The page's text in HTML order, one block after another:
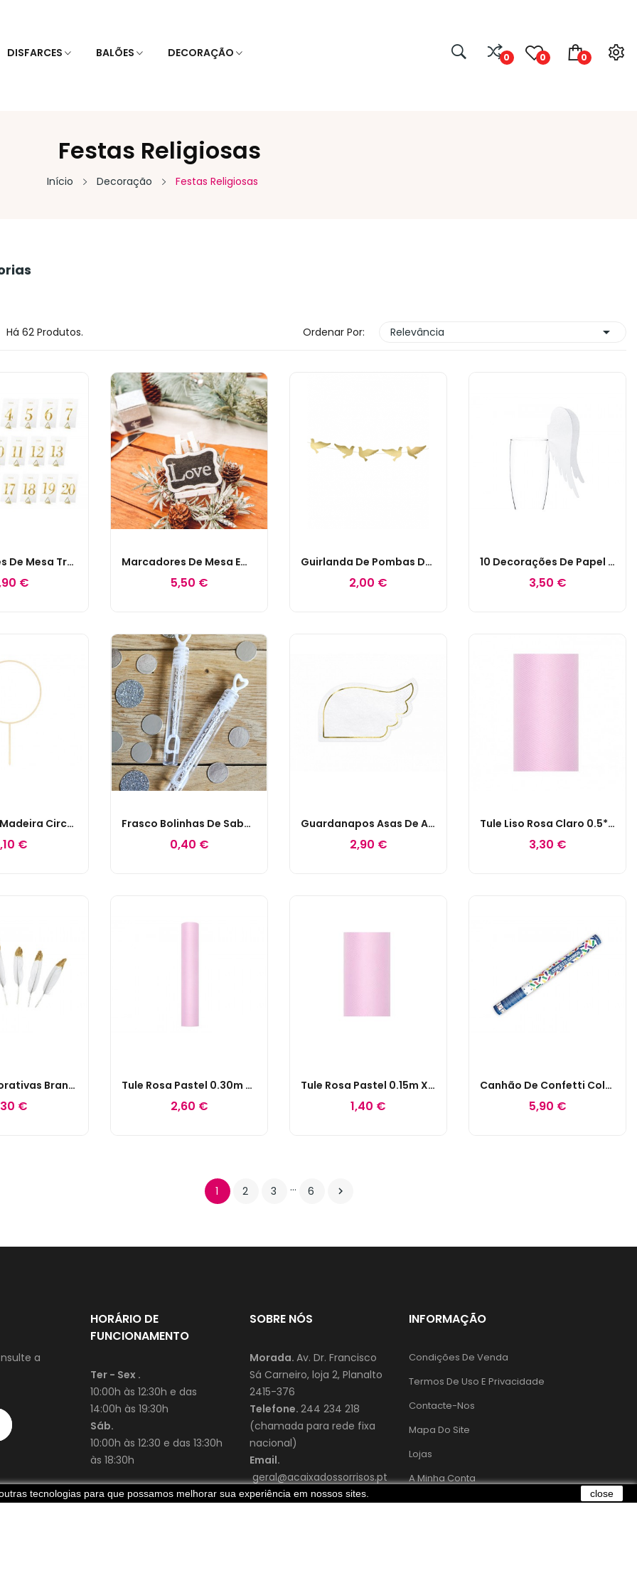
DISFARCES BALÕES DECORAÇÃO 0
0
0
Festas Religiosas
Início Decoração Festas Religiosas
Há 62 Produtos. Ordenar Por: Relevância 
Marcadores De Mesa Transparentes C/ Lettering...
€
Marcadores De Mesa Em Ardósia
5,50 €
Guirlanda De Pombas Douradas
2,00 €
10 Decorações De Papel Asas De Anjo
3,50 €
Topper De Madeira Circular
€
Frasco Bolinhas De Sabão Coração
0,40 €
Guardanapos Asas De Anjo
2,90 €
Tule Liso Rosa Claro 0.5*9 M
3,30 €
Penas Decorativas Brancas E Douradas
€
Tule Rosa Pastel 0.30m X 9m
2,60 €
Tule Rosa Pastel 0.15m X 9m
1,40 €
Canhão De Confetti Colorido 60cm
5,90 €
1 2 3 … 6 
a
HORÁRIO DE
FUNCIONAMENTO
Ter - Sex .
10:00h às 12:30h e das
14:00h às 19:30h
Sáb.
10:00h às 12:30 e das 13:30h
às 18:30h
SOBRE NÓS
Morada. Av. Dr. Francisco
Sá Carneiro, loja 2, Planalto
2415-376
Telefone. 244 234 218
(chamada para rede fixa
nacional)
Email.
geral@acaixadossorrisos.pt
INFORMAÇÃO
Condições De Venda
Termos De Uso E Privacidade
Contacte-Nos
Mapa Do Site
Lojas
A Minha Conta
Livro De Reclamações
tecnologias para que possamos melhorar sua experiência em nossos sites. close